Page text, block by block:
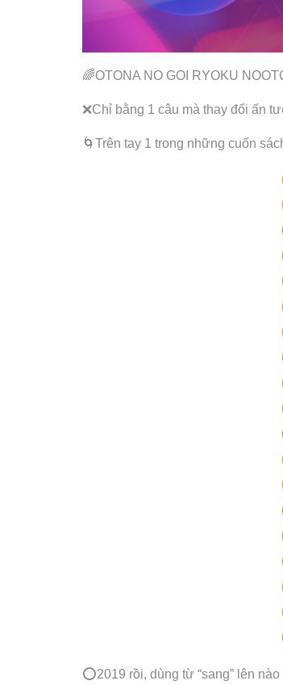
🌈OTONA NO GOI RYOKU
❌Chỉ bằng 1 câu mà thay đổi ấn
🌀Trên tay 1 trong những cuốn
⭕️2019 rồi, dùng từ “sang” lên